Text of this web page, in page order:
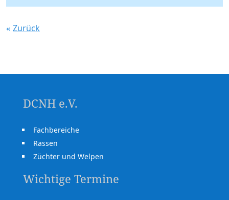
Zurück
DCNH e.V.
Fachbereiche
Rassen
Züchter und Welpen
Wichtige Termine